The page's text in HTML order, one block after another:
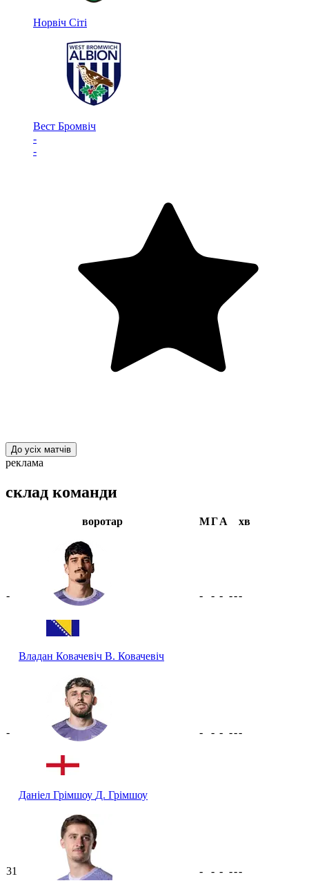
Норвіч Сіті
Вест Бромвіч
-
-
До усіх матчів
реклама
склад команди
воротар МГА хв
-
Владан Ковачевіч В. Ковачевіч
- - - ---
-
Даніел Грімшоу Д. Грімшоу
- - - ---
31 - - - ---